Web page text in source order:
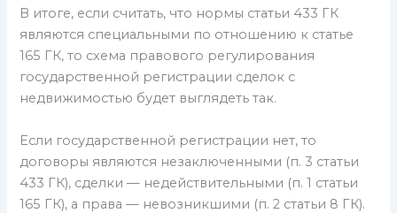
В итоге, если считать, что нормы статьи 433 ГК
являются специальными по отношению к статье
165 ГК, то схема правового регулирования
государственной регистрации сделок с
недвижимостью будет выглядеть так.
Если государственной регистрации нет, то
договоры являются незаключенными (п. 3 статьи
433 ГК), сделки — недействительными (п. 1 статьи
165 ГК), а права — невозникшими (п. 2 статьи 8 ГК).